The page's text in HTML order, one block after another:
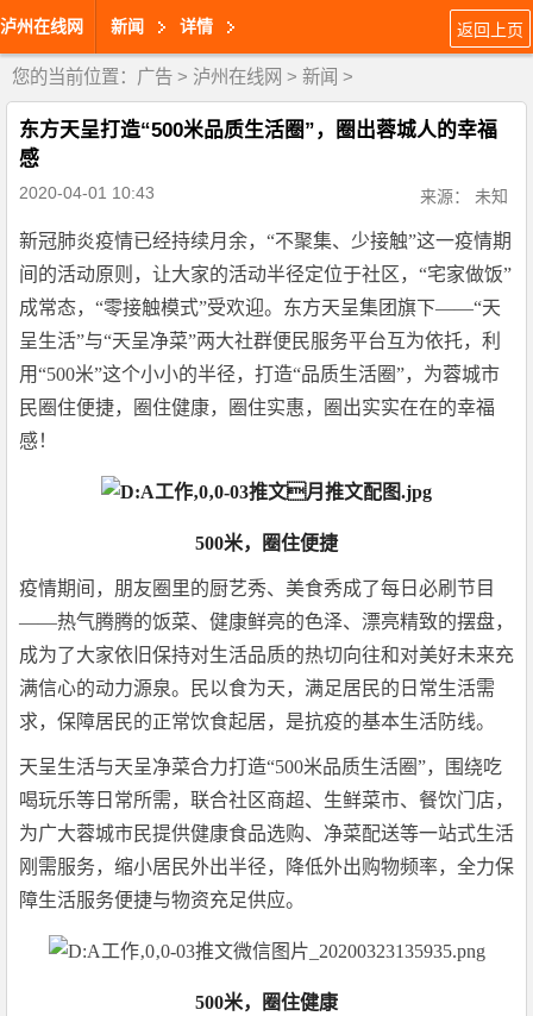
泸州在线网 新闻 详情 返回上页
您的当前位置： 广告 > 泸州在线网 > 新闻 >
东方天呈打造“500米品质生活圈”，圈出蓉城人的幸福
感
2020-04-01 10:43 来源： 未知
新冠肺炎疫情已经持续月余，“不聚集、少接触”这一疫情期
间的活动原则，让大家的活动半径定位于社区，“宅家做饭”
成常态，“零接触模式”受欢迎。东方天呈集团旗下——“天
呈生活”与“天呈净菜”两大社群便民服务平台互为依托，利
用“500米”这个小小的半径，打造“品质生活圈”，为蓉城市
民圈住便捷，圈住健康，圈住实惠，圈出实实在在的幸福
感！
500米，圈住便捷
疫情期间，朋友圈里的厨艺秀、美食秀成了每日必刷节目
——热气腾腾的饭菜、健康鲜亮的色泽、漂亮精致的摆盘，
成为了大家依旧保持对生活品质的热切向往和对美好未来充
满信心的动力源泉。民以食为天，满足居民的日常生活需
求，保障居民的正常饮食起居，是抗疫的基本生活防线。
天呈生活与天呈净菜合力打造“500米品质生活圈”，围绕吃
喝玩乐等日常所需，联合社区商超、生鲜菜市、餐饮门店，
为广大蓉城市民提供健康食品选购、净菜配送等一站式生活
刚需服务，缩小居民外出半径，降低外出购物频率，全力保
障生活服务便捷与物资充足供应。
500米，圈住健康